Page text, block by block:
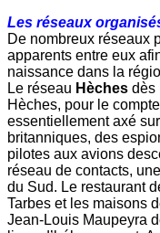
Les réseaux
De nombreux réseaux
apparents entre eux
naissance dans la
Le réseau Hèches dès
Hèches, pour le
essentiellement axé
britanniques, des
pilotes aux avions
réseau de contacts,
du Sud. Le restaurant
Tarbes et les maisons
Jean-Louis Maupeyra